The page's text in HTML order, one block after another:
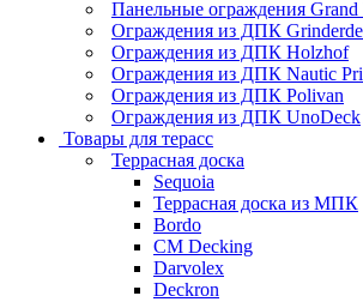
Панельные ограждения
Ограждения из ДПК
Ограждения из ДПК Holzhof
Ограждения из ДПК Nautic
Ограждения из ДПК Polivan
Ограждения из ДПК UnoDeck
Товары для терасс
Террасная доска
Sequoia
Террасная доска из МПК
Bordo
CM Decking
Darvolex
Deckron